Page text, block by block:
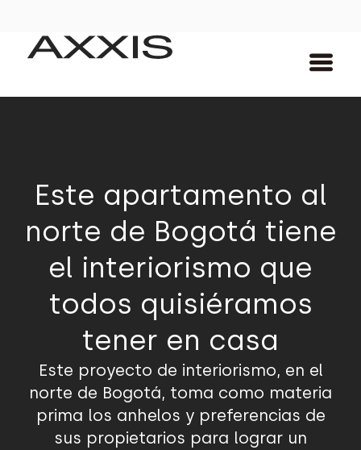
Este apartamento al
norte de Bogotá tiene
el interiorismo que
todos quisiéramos
tener en casa
Este proyecto de interiorismo, en el
norte de Bogotá, toma como materia
prima los anhelos y preferencias de
sus propietarios para lograr un